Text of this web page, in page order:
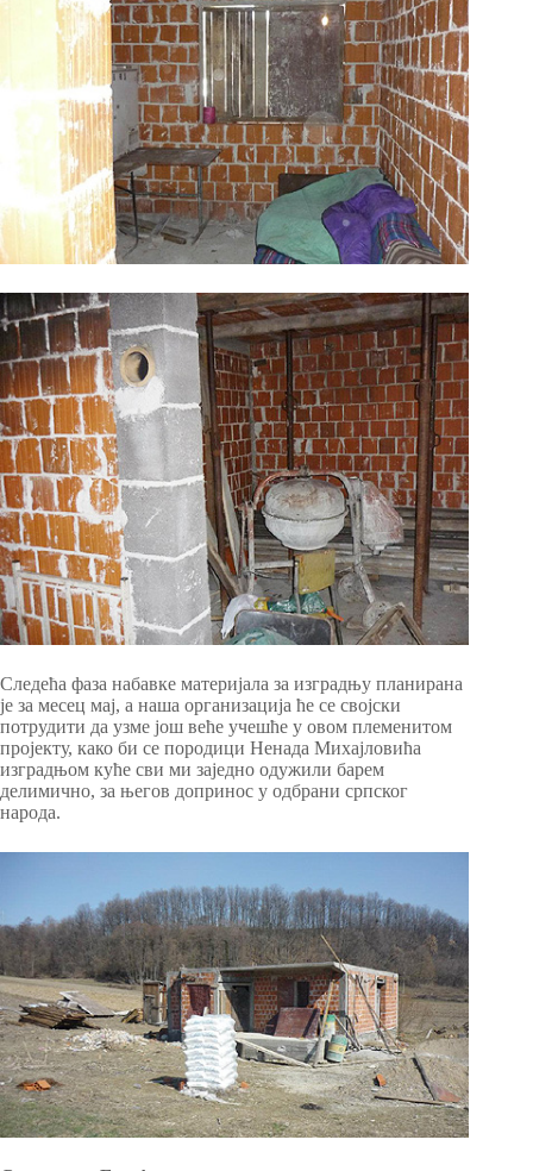
Следећа фаза набавке материјала за изградњу планирана
је за месец мај, а наша организација ће се својски
потрудити да узме још веће учешће у овом племенитом
пројекту, како би се породици Ненада Михајловића
изградњом куће сви ми заједно одужили барем
делимично, за његов допринос у одбрани српског
народа.